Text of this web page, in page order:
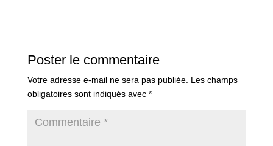
Poster le commentaire
Votre adresse e-mail ne sera pas publiée. Les champs
obligatoires sont indiqués avec *